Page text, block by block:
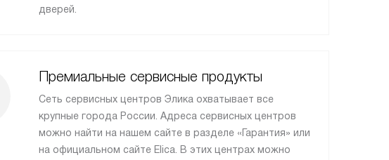
дверей.
Премиальные сервисные продукты
Сеть сервисных центров Элика охватывает все
крупные города России. Адреса сервисных центров
можно найти на нашем сайте в разделе «Гарантия» или
на официальном сайте Elica. В этих центрах можно